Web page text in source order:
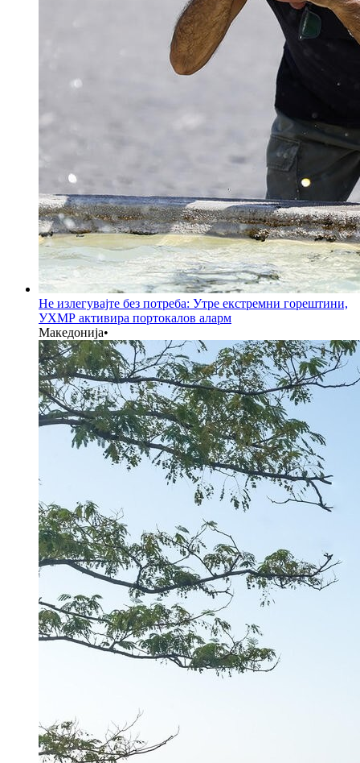
Не излегувајте без потреба: Утре екстремни горештини,
УХМР активира портокалов аларм
Македонија•